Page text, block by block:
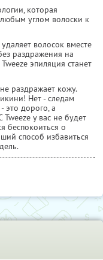
которая
углом волоски к
волосок вместе
раздражения на
эпиляция станет
раздражает кожу.
Нет - следам
это дорого, а
у вас не будет
беспокоиться о
способ избавиться